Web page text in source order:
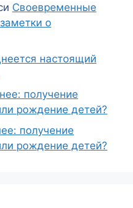
Своевременные
о
настоящий
получение
рождение детей?
получение
рождение детей?